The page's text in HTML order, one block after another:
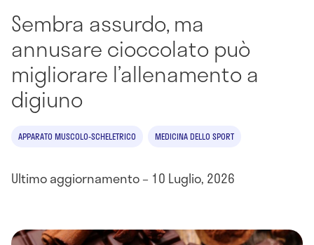
Sembra assurdo, ma
annusare cioccolato può
migliorare l’allenamento a
digiuno
APPARATO MUSCOLO-SCHELETRICO MEDICINA DELLO SPORT
Ultimo aggiornamento – 10 Luglio, 2026